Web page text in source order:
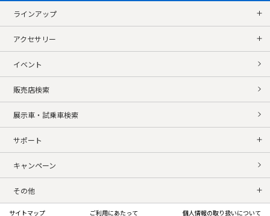
ラインアップ
アクセサリー
イベント
販売店検索
展示車・試乗車検索
サポート
キャンペーン
その他
サイトマップ ご利用にあたって 個人情報の取り扱いについて